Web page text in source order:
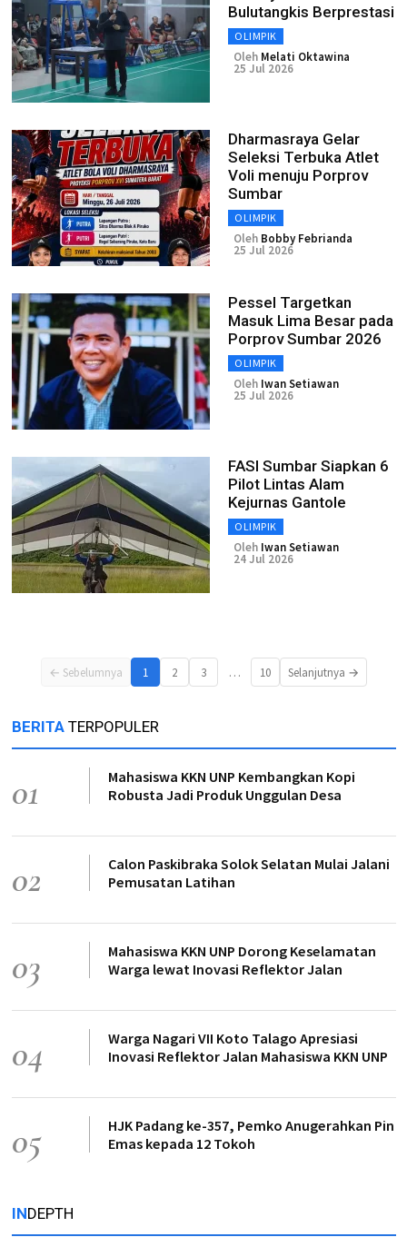
Bulutangkis Berprestasi
OLIMPIK
Oleh Melati Oktawina
25 Jul 2026
Dharmasraya Gelar
Seleksi Terbuka Atlet
Voli menuju Porprov
Sumbar
OLIMPIK
Oleh Bobby Febrianda
25 Jul 2026
Pessel Targetkan
Masuk Lima Besar pada
Porprov Sumbar 2026
OLIMPIK
Oleh Iwan Setiawan
25 Jul 2026
FASI Sumbar Siapkan 6
Pilot Lintas Alam
Kejurnas Gantole
OLIMPIK
Oleh Iwan Setiawan
24 Jul 2026
← Sebelumnya 1 2 3 … 10 Selanjutnya →
BERITA TERPOPULER
01
Mahasiswa KKN UNP Kembangkan Kopi
Robusta Jadi Produk Unggulan Desa
02
Calon Paskibraka Solok Selatan Mulai Jalani
Pemusatan Latihan
03
Mahasiswa KKN UNP Dorong Keselamatan
Warga lewat Inovasi Reflektor Jalan
04
Warga Nagari VII Koto Talago Apresiasi
Inovasi Reflektor Jalan Mahasiswa KKN UNP
05
HJK Padang ke-357, Pemko Anugerahkan Pin
Emas kepada 12 Tokoh
INDEPTH